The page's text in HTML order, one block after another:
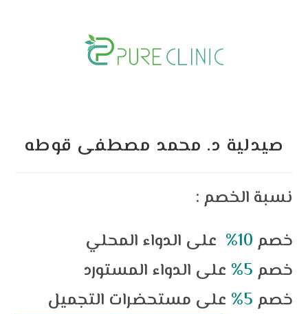
صيدلية د. محمد مصطفى قوطه
: نسبة الخصم
خصم
؜ على الدواء المحلي
خصم
على الدواء المستورد
خصم
على مستحضرات التجميل